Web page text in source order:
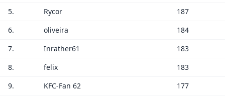
5.
Rycor
187
6.
oliveira
184
7.
Inrather61
183
8.
felix
183
9.
KFC-Fan 62
177